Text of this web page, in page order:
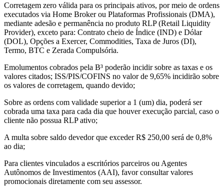
Corretagem zero válida para os principais ativos, por meio de ordens
executados via Home Broker ou Plataformas Profissionais (DMA),
mediante adesão e permanência no produto RLP (Retail Liquidity
Provider), exceto para: Contrato cheio de Índice (IND) e Dólar
(DOL), Opções a Exercer, Commodities, Taxa de Juros (DI),
Termo, BTC e Zerada Compulsória.
Emolumentos cobrados pela B³ poderão incidir sobre as taxas e os
valores citados; ISS/PIS/COFINS no valor de 9,65% incidirão sobre
os valores de corretagem, quando devido;
Sobre as ordens com validade superior a 1 (um) dia, poderá ser
cobrada uma taxa para cada dia que houver execução parcial, caso o
cliente não possua RLP ativo;
A multa sobre saldo devedor que exceder R$ 250,00 será de 0,8%
ao dia;
Para clientes vinculados a escritórios parceiros ou Agentes
Autônomos de Investimentos (AAI), favor consultar valores
promocionais diretamente com seu assessor.